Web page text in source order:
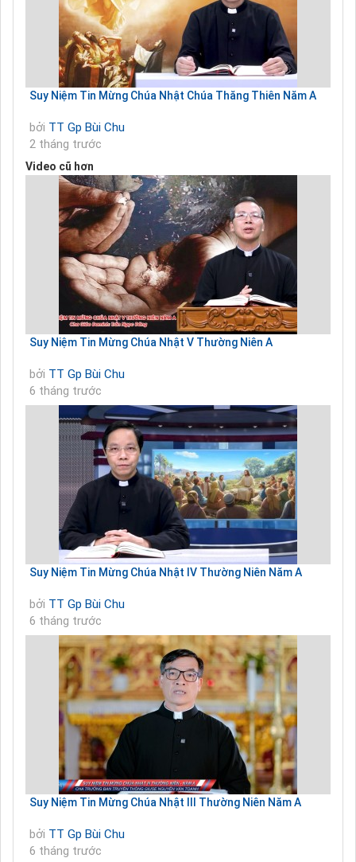
Suy Niệm Tin Mừng Chúa Nhật Chúa Thăng Thiên Năm A
bởi TT Gp Bùi Chu
2 tháng trước
Video cũ hơn
Suy Niệm Tin Mừng Chúa Nhật V Thường Niên A
bởi TT Gp Bùi Chu
6 tháng trước
Suy Niệm Tin Mừng Chúa Nhật IV Thường Niên Năm A
bởi TT Gp Bùi Chu
6 tháng trước
Suy Niệm Tin Mừng Chúa Nhật III Thường Niên Năm A
bởi TT Gp Bùi Chu
6 tháng trước